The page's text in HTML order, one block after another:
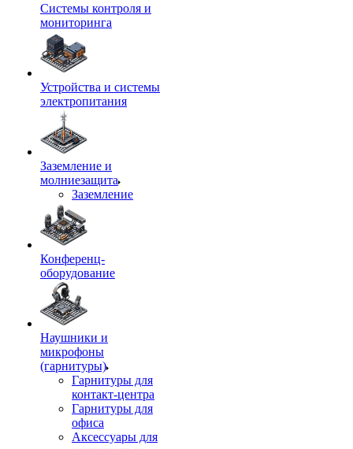
Системы контроля и
мониторинга
Устройства и системы
электропитания
Заземление и
молниезащита
Заземление
Конференц-
оборудование
Наушники и
микрофоны
(гарнитуры)
Гарнитуры для
контакт-центра
Гарнитуры для
офиса
Аксессуары для